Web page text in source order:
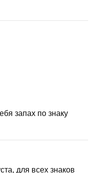
запах по знаку
для всех знаков